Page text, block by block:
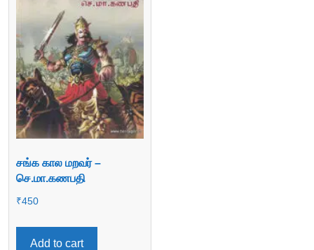
சங்க கால மறவர் –
செ.மா.கணபதி
₹450
Add to cart